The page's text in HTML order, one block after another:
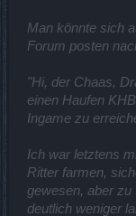
Man könnte sich
Forum posten
"Hi, der Chaas,
einen Haufen
Ingame zu
Ich war letztens
Ritter farmen,
gewesen, aber
deutlich weniger